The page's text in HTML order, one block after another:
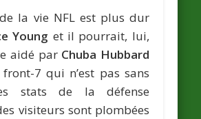
la vie NFL est plus dur
Young et il pourrait, lui,
aidé par Chuba Hubbard
7 qui n’est pas sans
stats de la défense
visiteurs sont plombées